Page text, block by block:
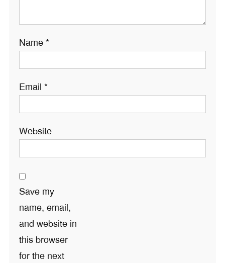
Name *
Email *
Website
Save my
name, email,
and website in
this browser
for the next